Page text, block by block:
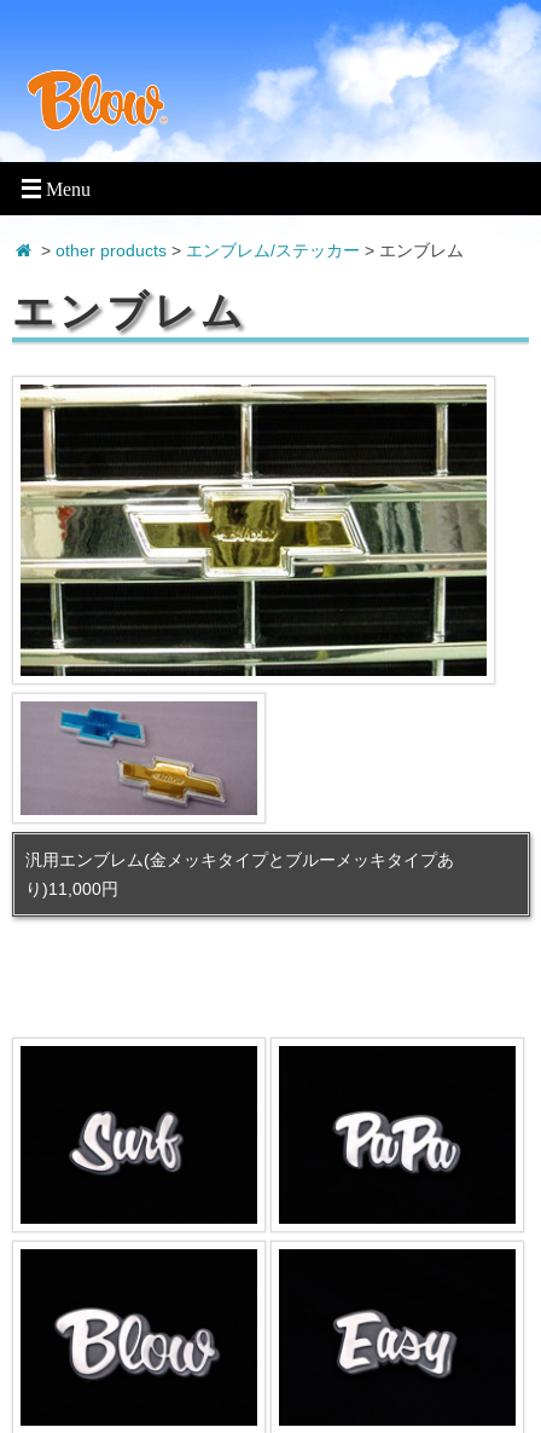
> other products> エンブレム/ステッカー > エンブレム
エンブレム
汎用エンブレム(金メッキタイプとブルーメッキタイプあ
り)11,000円